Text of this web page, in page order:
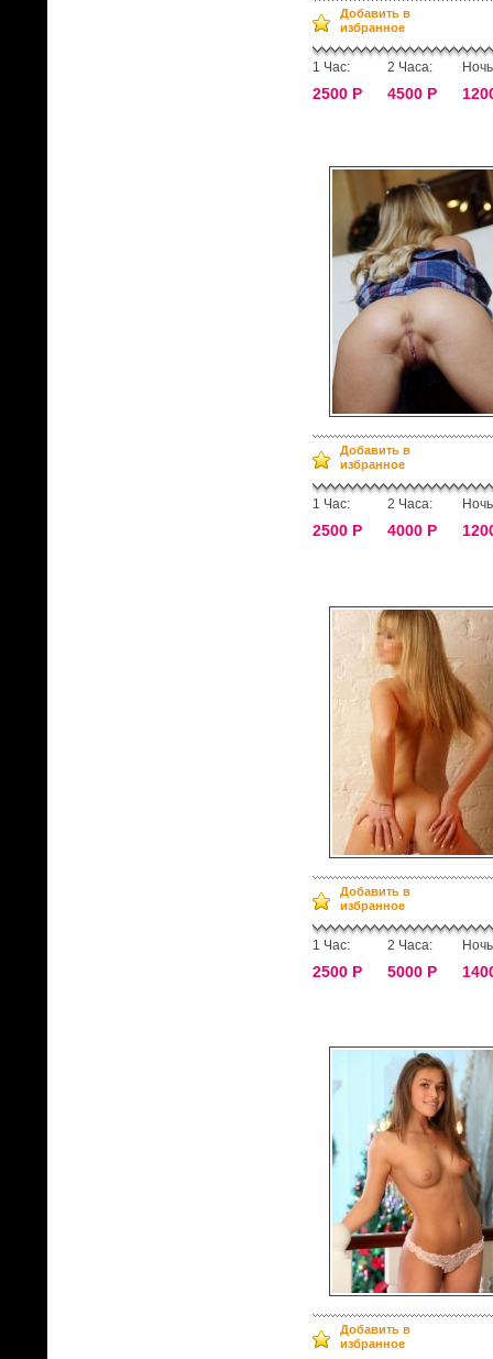
Добавить в
избранное
1 Час:
2500 Р
2 Часа:
4500 Р
Добавить в
избранное
1 Час:
2500 Р
2 Часа:
4000 Р
Добавить в
избранное
1 Час:
2500 Р
2 Часа:
5000 Р
Добавить в
избранное